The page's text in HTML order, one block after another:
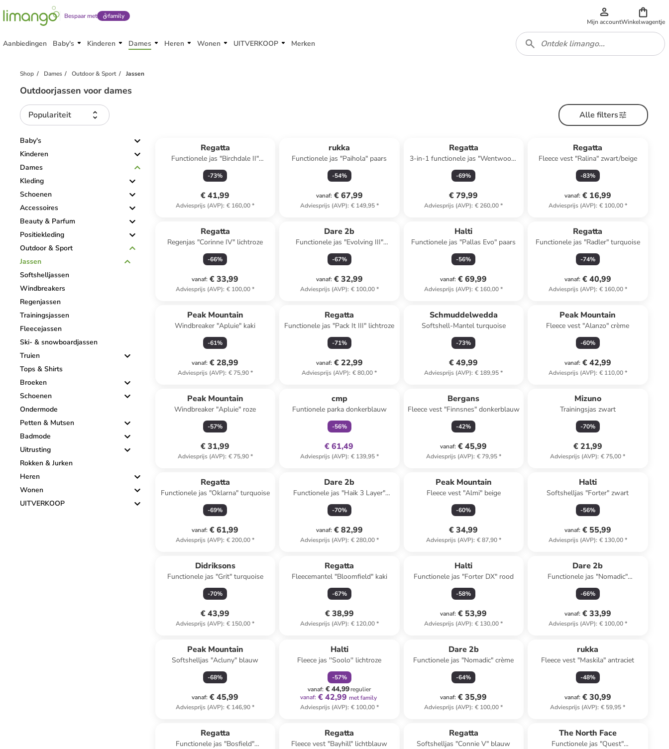
Bespaar met family
Mijn accountWinkelwagentje
Aanbiedingen Baby's Kinderen Dames Heren Wonen UITVERKOOP Merken
Shop Dames Outdoor & Sport Jassen
Outdoorjassen voor dames
Populariteit Alle filters
Baby's
Kinderen
Dames
Kleding
Schoenen
Accessoires
Beauty & Parfum
Positiekleding
Outdoor & Sport
Jassen
Softshelljassen
Windbreakers
Regenjassen
Trainingsjassen
Fleecejassen
Ski- & snowboardjassen
Truien
Tops & Shirts
Broeken
Schoenen
Ondermode
Petten & Mutsen
Badmode
Uitrusting
Rokken & Jurken
Heren
Wonen
UITVERKOOP
Regatta
Functionele jas "Birchdale II"
bordeaux
-73%
€ 41,99
Adviesprijs (AVP): € 160,00*
rukka
Functionele jas "Paihola" paars
-54%
vanaf: € 67,99
Adviesprijs (AVP): € 149,95*
Regatta
3-in-1 functionele jas "Wentwood"
turquoise
-69%
€ 79,99
Adviesprijs (AVP): € 260,00*
Regatta
Fleece vest "Ralina" zwart/beige
-83%
vanaf: € 16,99
Adviesprijs (AVP): € 100,00*
Regatta
Regenjas "Corinne IV" lichtroze
-66%
vanaf: € 33,99
Adviesprijs (AVP): € 100,00*
Dare 2b
Functionele jas "Evolving III"
bordeaux/crème
-67%
vanaf: € 32,99
Adviesprijs (AVP): € 100,00*
Halti
Functionele jas "Pallas Evo" paars
-56%
vanaf: € 69,99
Adviesprijs (AVP): € 160,00*
Regatta
Functionele jas "Radler" turquoise
-74%
vanaf: € 40,99
Adviesprijs (AVP): € 160,00*
Peak Mountain
Windbreaker "Apluie" kaki
-61%
vanaf: € 28,99
Adviesprijs (AVP): € 75,90*
Regatta
Functionele jas "Pack It III" lichtroze
-71%
vanaf: € 22,99
Adviesprijs (AVP): € 80,00*
Schmuddelwedda
Softshell-Mantel turquoise
-73%
€ 49,99
Adviesprijs (AVP): € 189,95*
Peak Mountain
Fleece vest "Alanzo" crème
-60%
vanaf: € 42,99
Adviesprijs (AVP): € 110,00*
Peak Mountain
Windbreaker "Apluie" roze
-57%
€ 31,99
Adviesprijs (AVP): € 75,90*
cmp
Funtionele parka donkerblauw
-56%
€ 61,49
Adviesprijs (AVP): € 139,95*
Bergans
Fleece vest "Finnsnes" donkerblauw
-42%
vanaf: € 45,99
Adviesprijs (AVP): € 79,95*
Mizuno
Trainingsjas zwart
-70%
€ 21,99
Adviesprijs (AVP): € 75,00*
Regatta
Functionele jas "Oklarna" turquoise
-69%
vanaf: € 61,99
Adviesprijs (AVP): € 200,00*
Dare 2b
Functionele jas "Haik 3 Layer"
bordeaux
-70%
vanaf: € 82,99
Adviesprijs (AVP): € 280,00*
Peak Mountain
Fleece vest "Almi" beige
-60%
€ 34,99
Adviesprijs (AVP): € 87,90*
Halti
Softshelljas "Forter" zwart
-56%
vanaf: € 55,99
Adviesprijs (AVP): € 130,00*
Didriksons
Functionele jas "Grit" turquoise
-70%
€ 43,99
Adviesprijs (AVP): € 150,00*
Regatta
Fleecemantel "Bloomfield" kaki
-67%
€ 38,99
Adviesprijs (AVP): € 120,00*
Halti
Functionele jas "Forter DX" rood
-58%
vanaf: € 53,99
Adviesprijs (AVP): € 130,00*
Dare 2b
Functionele jas "Nomadic"
donkerblauw
-66%
vanaf: € 33,99
Adviesprijs (AVP): € 100,00*
Peak Mountain
Softshelljas "Acluny" blauw
-68%
vanaf: € 45,99
Adviesprijs (AVP): € 146,90*
Halti
Fleece jas ''Soolo'' lichtroze
-57%
vanaf: € 44,99regulier
vanaf: € 42,99 met family
Adviesprijs (AVP): € 100,00*
Dare 2b
Functionele jas "Nomadic" crème
-64%
vanaf: € 35,99
Adviesprijs (AVP): € 100,00*
rukka
Fleece vest "Maskila" antraciet
-48%
vanaf: € 30,99
Adviesprijs (AVP): € 59,95*
Regatta
Functionele jas "Bosfield"
Regatta
Fleece vest "Bayhill" lichtblauw
Regatta
Softshelljas "Connie V" blauw
The North Face
Functionele jas "Quest"